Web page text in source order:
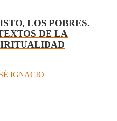
LOS POBRES.
DE LA
IGNACIO